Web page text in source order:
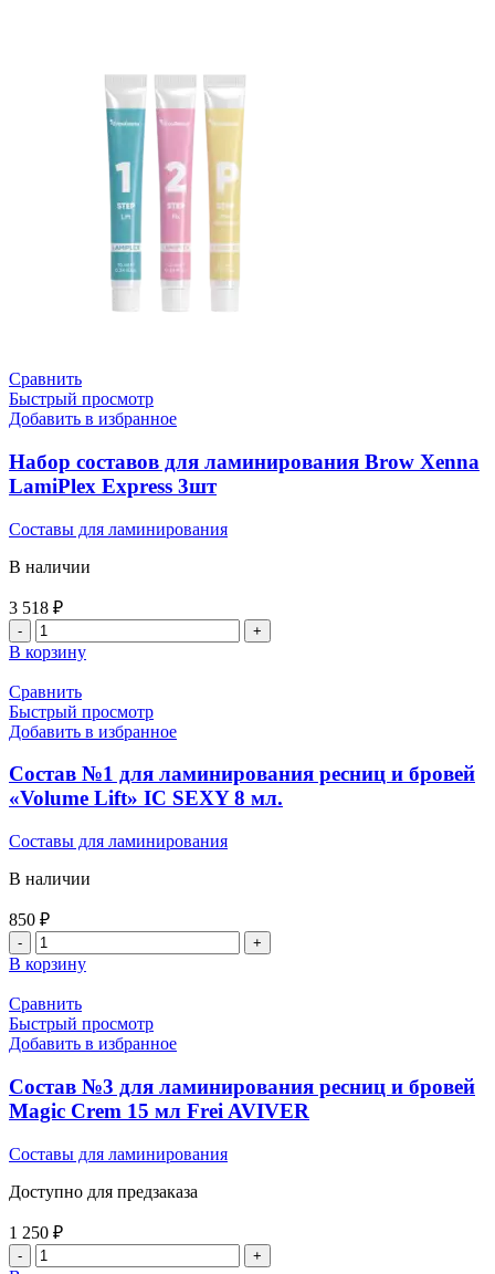
Сравнить
Быстрый просмотр
Добавить в избранное
Набор составов для ламинирования Brow Xenna
LamiPlex Express 3шт
Составы для ламинирования
В наличии
3 518 ₽
В корзину
Сравнить
Быстрый просмотр
Добавить в избранное
Состав №1 для ламинирования ресниц и бровей
«Volume Lift» IC SEXY 8 мл.
Составы для ламинирования
В наличии
850 ₽
В корзину
Сравнить
Быстрый просмотр
Добавить в избранное
Состав №3 для ламинирования ресниц и бровей
Magic Crem 15 мл Frei AVIVER
Составы для ламинирования
Доступно для предзаказа
1 250 ₽